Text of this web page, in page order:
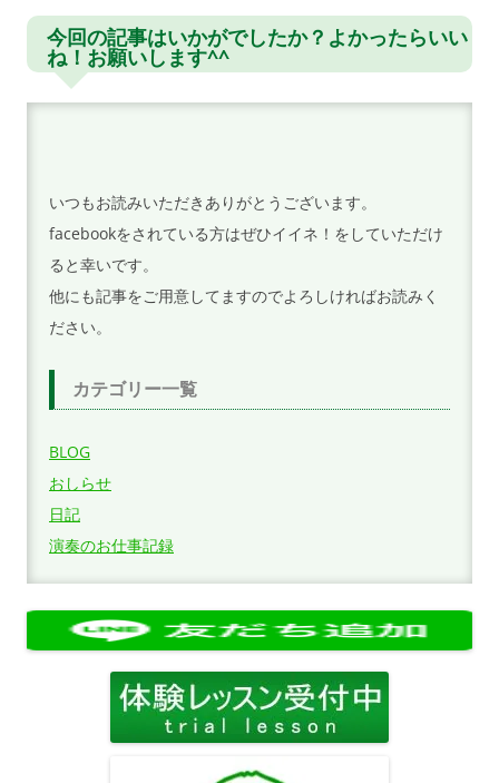
ゲ
ー
今回の記事はいかがでしたか？よかったらいい
ね！お願いします^^
いつもお読みいただきありがとうございます。
facebookをされている方はぜひイイネ！をしていただけ
ると幸いです。
他にも記事をご用意してますのでよろしければお読みく
ださい。
カテゴリー一覧
BLOG
おしらせ
日記
演奏のお仕事記録